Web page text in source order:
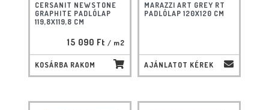
CERSANIT NEWSTONE
GRAPHITE PADLÓLAP
119,8X119,8 CM
15 090 Ft / m2
KOSÁRBA RAKOM
MARAZZI ART GREY RT
PADLÓLAP 120X120 CM
AJÁNLATOT KÉREK